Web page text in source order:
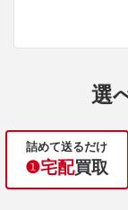
選
詰めて送るだけ
❶宅配買取